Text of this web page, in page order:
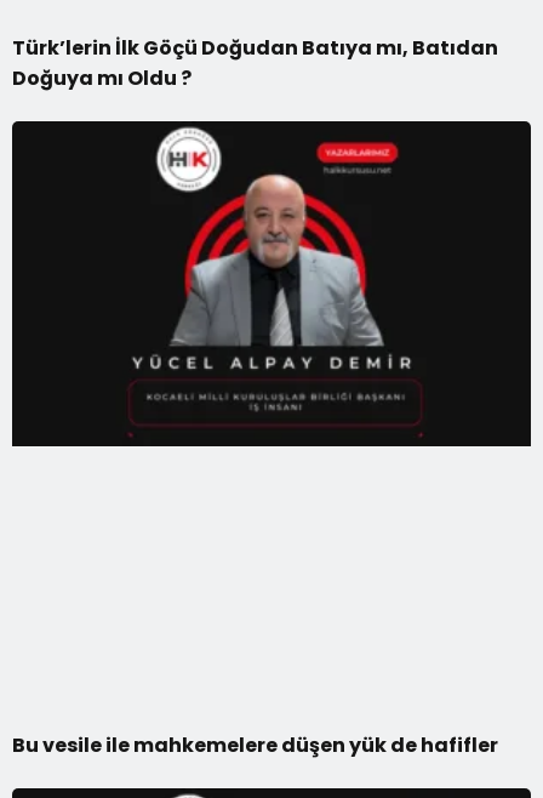
Türk’lerin İlk Göçü Doğudan Batıya mı, Batıdan
Doğuya mı Oldu ?
Bu vesile ile mahkemelere düşen yük de hafifler